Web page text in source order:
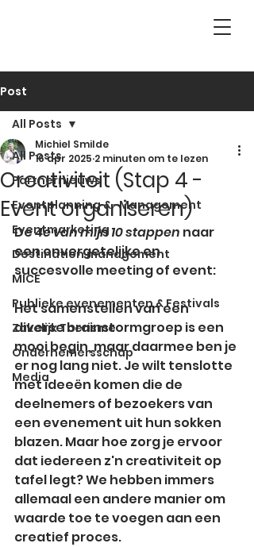
Post
All Posts
Partnernieuws
Eventplanning & -Management
Eventmarketing
Destination management
MICE
Publieke evenementen & Festivals
Zakelijk Toerisme
Ondernemersschap
Media
All Posts
Creativiteit (Stap 4 -
Event organiseren)
Michiel Smilde
16 apr 2025 2 minuten om te lezen
De 4e van mijn10 stappen naar
een onvergetelijke en
succesvolle meeting of event:
Het samenstellen van een
diverse brainstormgroep is een
mooi begin, maar daarmee ben je
er nog lang niet. Je wilt tenslotte
met ideeën komen die de
deelnemers of bezoekers van
een evenement uit hun sokken
blazen. Maar hoe zorg je ervoor
dat iedereen z'n creativiteit op
tafel legt? We hebben immers
allemaal een andere manier om
waarde toe te voegen aan een
creatief proces.